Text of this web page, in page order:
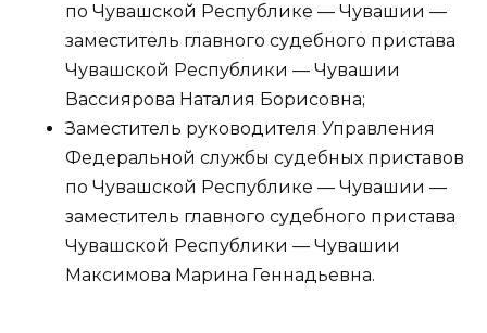
по Чувашской Республике — Чувашии —
заместитель главного судебного пристава
Чувашской Республики — Чувашии
Вассиярова Наталия Борисовна;
Заместитель руководителя Управления
Федеральной службы судебных приставов
по Чувашской Республике — Чувашии —
заместитель главного судебного пристава
Чувашской Республики — Чувашии
Максимова Марина Геннадьевна.